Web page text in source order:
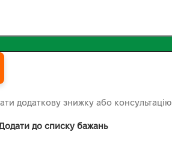
додаткову знижку або консультацію
до списку бажань